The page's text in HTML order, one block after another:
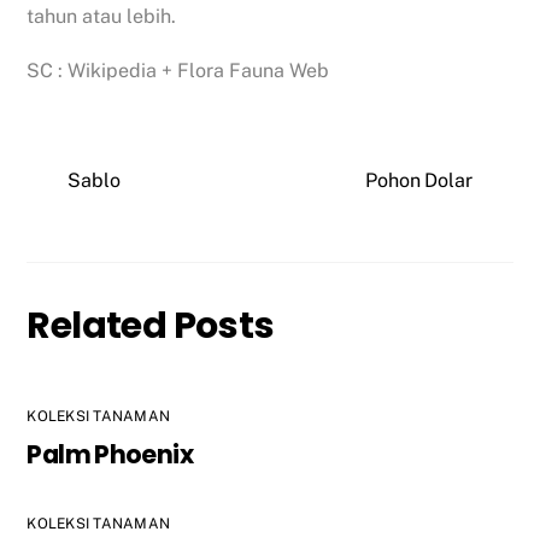
tahun atau lebih.
SC : Wikipedia + Flora Fauna Web
Sablo Pohon Dolar
Related Posts
KOLEKSI TANAMAN
Palm Phoenix
KOLEKSI TANAMAN